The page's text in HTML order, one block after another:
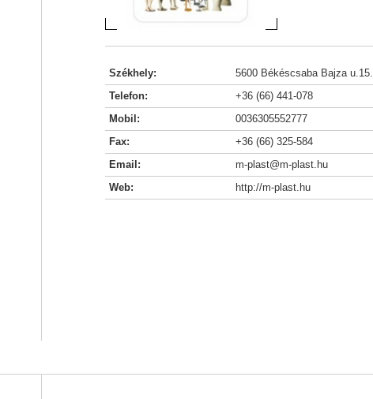
Székhely:
5600 Békéscsaba Bajza u.15.
Telefon:
+36 (66) 441-078
Mobil:
0036305552777
Fax:
+36 (66) 325-584
Email:
m-plast@m-plast.hu
Web:
http://m-plast.hu